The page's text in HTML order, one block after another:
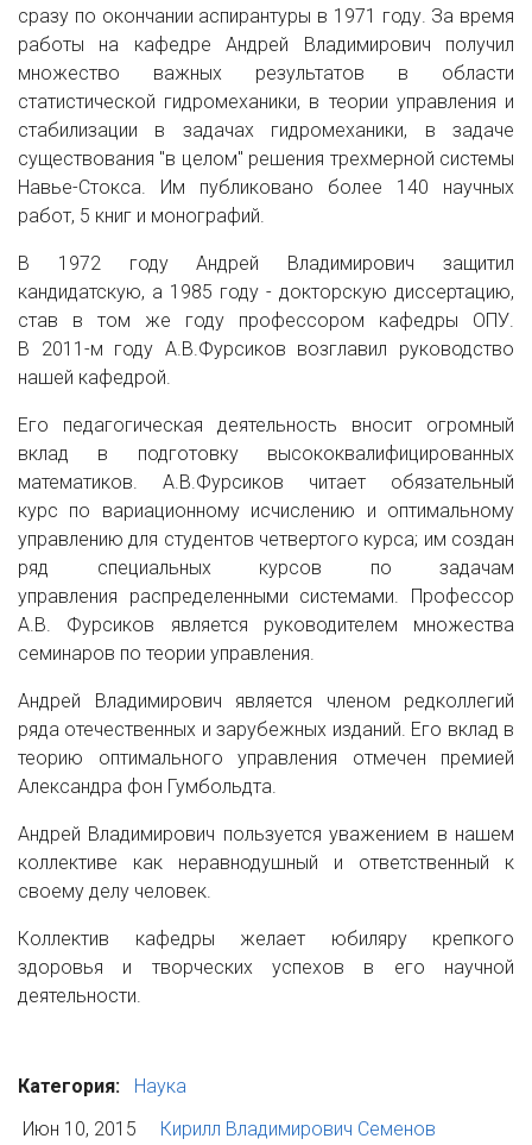
сразу по окончании аспирантуры в 1971 году. За время
работы на кафедре Андрей Владимирович получил
множество важных результатов в области
статистической гидромеханики, в теории управления и
стабилизации в задачах гидромеханики, в задаче
существования "в целом" решения трехмерной системы
Навье-Стокса. Им публиковано более 140 научных
работ, 5 книг и монографий.
В 1972 году Андрей Владимирович защитил
кандидатскую, а 1985 году - докторскую диссертацию,
став в том же году профессором кафедры ОПУ.
В 2011-м году А.В.Фурсиков возглавил руководство
нашей кафедрой.
Его педагогическая деятельность вносит огромный
вклад в подготовку высококвалифицированных
математиков. А.В.Фурсиков читает обязательный
курс по вариационному исчислению и оптимальному
управлению для студентов четвертого курса; им создан
ряд специальных курсов по задачам
управления распределенными системами. Профессор
А.В. Фурсиков является руководителем множества
семинаров по теории управления.
Андрей Владимирович является членом редколлегий
ряда отечественных и зарубежных изданий. Его вклад в
теорию оптимального управления отмечен премией
Александра фон Гумбольдта.
Андрей Владимирович пользуется уважением в нашем
коллективе как неравнодушный и ответственный к
своему делу человек.
Коллектив кафедры желает юбиляру крепкого
здоровья и творческих успехов в его научной
деятельности.
Категория:
Наука
Июн 10, 2015
Кирилл Владимирович Семенов